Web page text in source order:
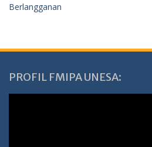
Berlangganan
PROFIL FMIPA UNESA: